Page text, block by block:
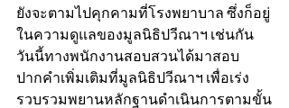
ยังจะตามไปคุกคามที่โรงพยาบาล ซึ่งก็อยู่
ในความดูแลของมูลนิธิปวีณาฯ เช่นกัน
วันนี้ทางพนักงานสอบสวนได้มาสอบ
ปากคำเพิ่มเติมที่มูลนิธิปวีณาฯ เพื่อเร่ง
รวบรวมพยานหลักฐานดำเนินการตามขั้น